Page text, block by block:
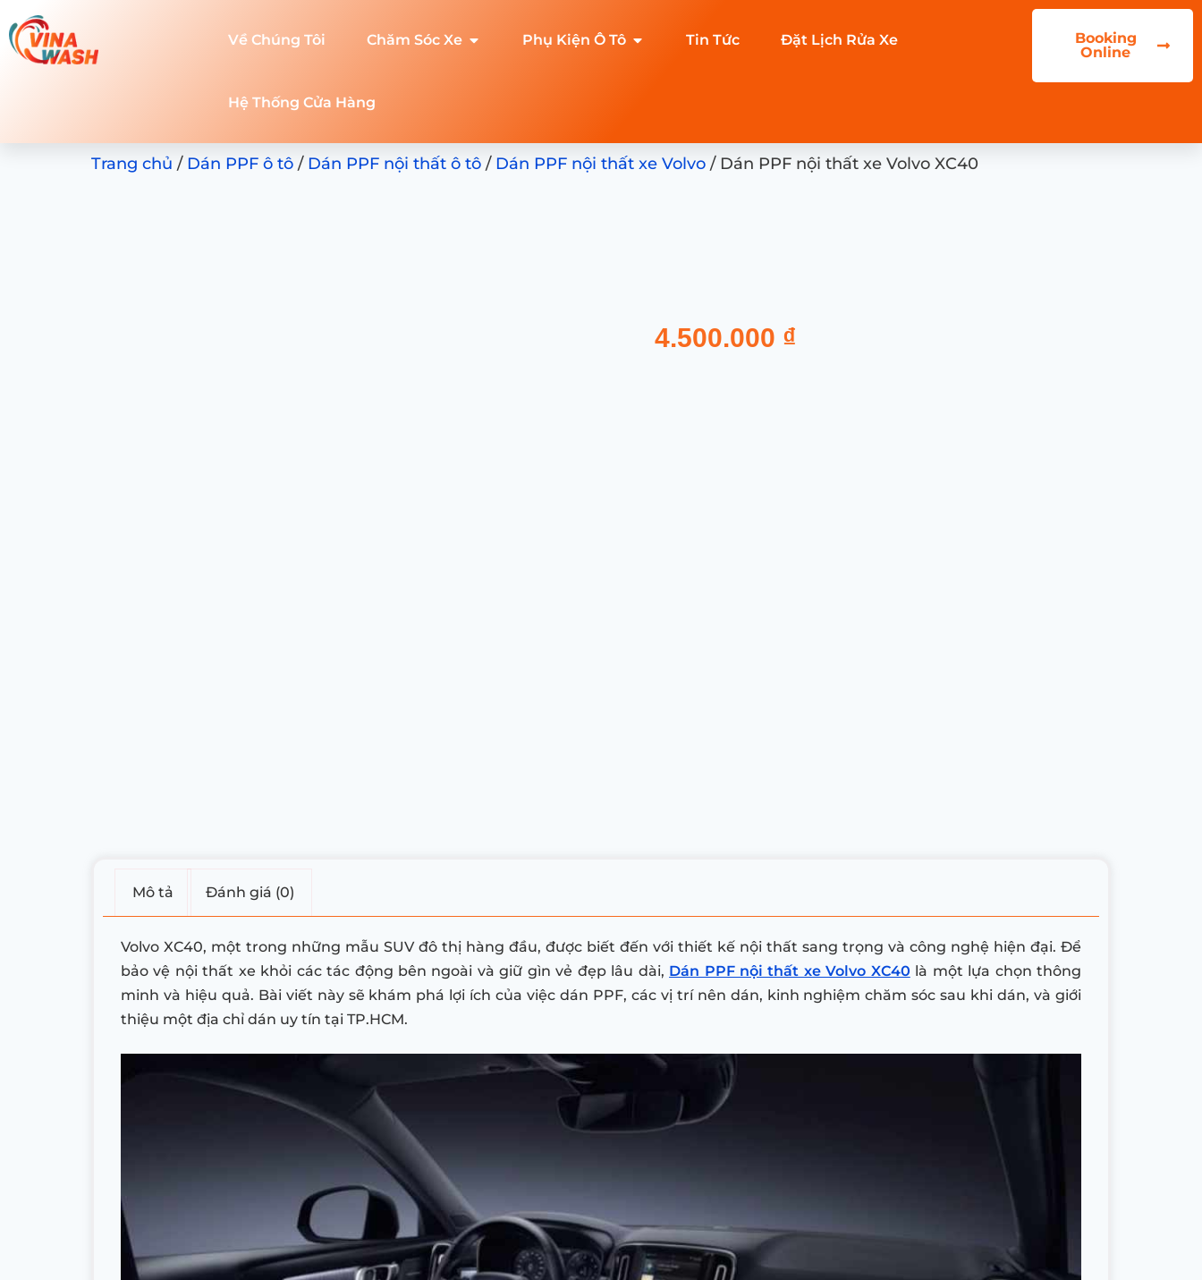
Về Chúng Tôi Chăm Sóc Xe Phụ Kiện Ô Tô Tin Tức Đặt Lịch Rửa Xe
Hệ Thống Cửa Hàng
Booking
Online
Trang chủ / Dán PPF ô tô / Dán PPF nội thất ô tô / Dán PPF nội thất xe Volvo / Dán PPF nội thất xe Volvo XC40
4.500.000 ₫
Mô tả Đánh giá (0)
Volvo XC40, một trong những mẫu SUV đô thị hàng đầu, được biết đến với thiết kế nội thất sang trọng và công nghệ hiện đại. Để
bảo vệ nội thất xe khỏi các tác động bên ngoài và giữ gìn vẻ đẹp lâu dài, Dán PPF nội thất xe Volvo XC40 là một lựa chọn thông
minh và hiệu quả. Bài viết này sẽ khám phá lợi ích của việc dán PPF, các vị trí nên dán, kinh nghiệm chăm sóc sau khi dán, và giới
thiệu một địa chỉ dán uy tín tại TP.HCM.